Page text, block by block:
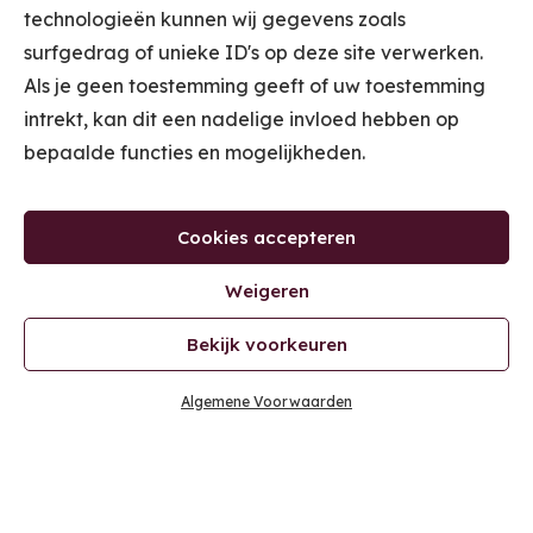
technologieën kunnen wij gegevens zoals
surfgedrag of unieke ID's op deze site verwerken.
Als je geen toestemming geeft of uw toestemming
intrekt, kan dit een nadelige invloed hebben op
bepaalde functies en mogelijkheden.
Cookies accepteren
Weigeren
Bekijk voorkeuren
Algemene Voorwaarden